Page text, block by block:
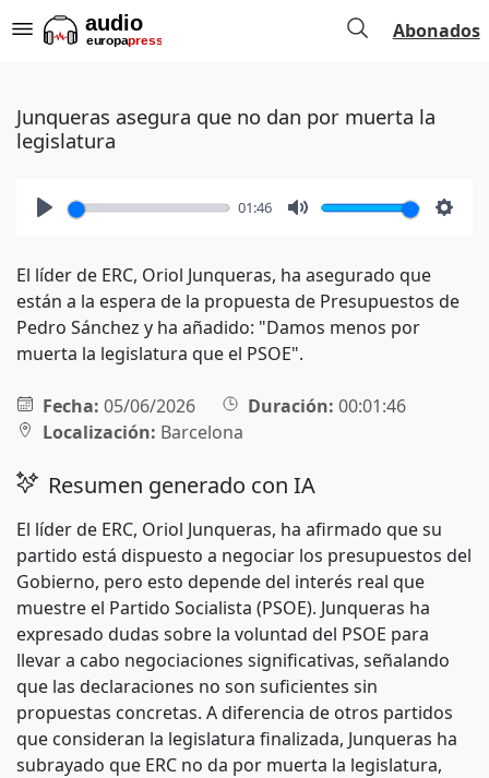
Abonados
Junqueras asegura que no dan por muerta la
legislatura
01:46
El líder de ERC, Oriol Junqueras, ha asegurado que
están a la espera de la propuesta de Presupuestos de
Pedro Sánchez y ha añadido: "Damos menos por
muerta la legislatura que el PSOE".
Fecha: 05/06/2026 Duración: 00:01:46
Localización: Barcelona
Resumen generado con IA
El líder de ERC, Oriol Junqueras, ha afirmado que su
partido está dispuesto a negociar los presupuestos del
Gobierno, pero esto depende del interés real que
muestre el Partido Socialista (PSOE). Junqueras ha
expresado dudas sobre la voluntad del PSOE para
llevar a cabo negociaciones significativas, señalando
que las declaraciones no son suficientes sin
propuestas concretas. A diferencia de otros partidos
que consideran la legislatura finalizada, Junqueras ha
subrayado que ERC no da por muerta la legislatura,